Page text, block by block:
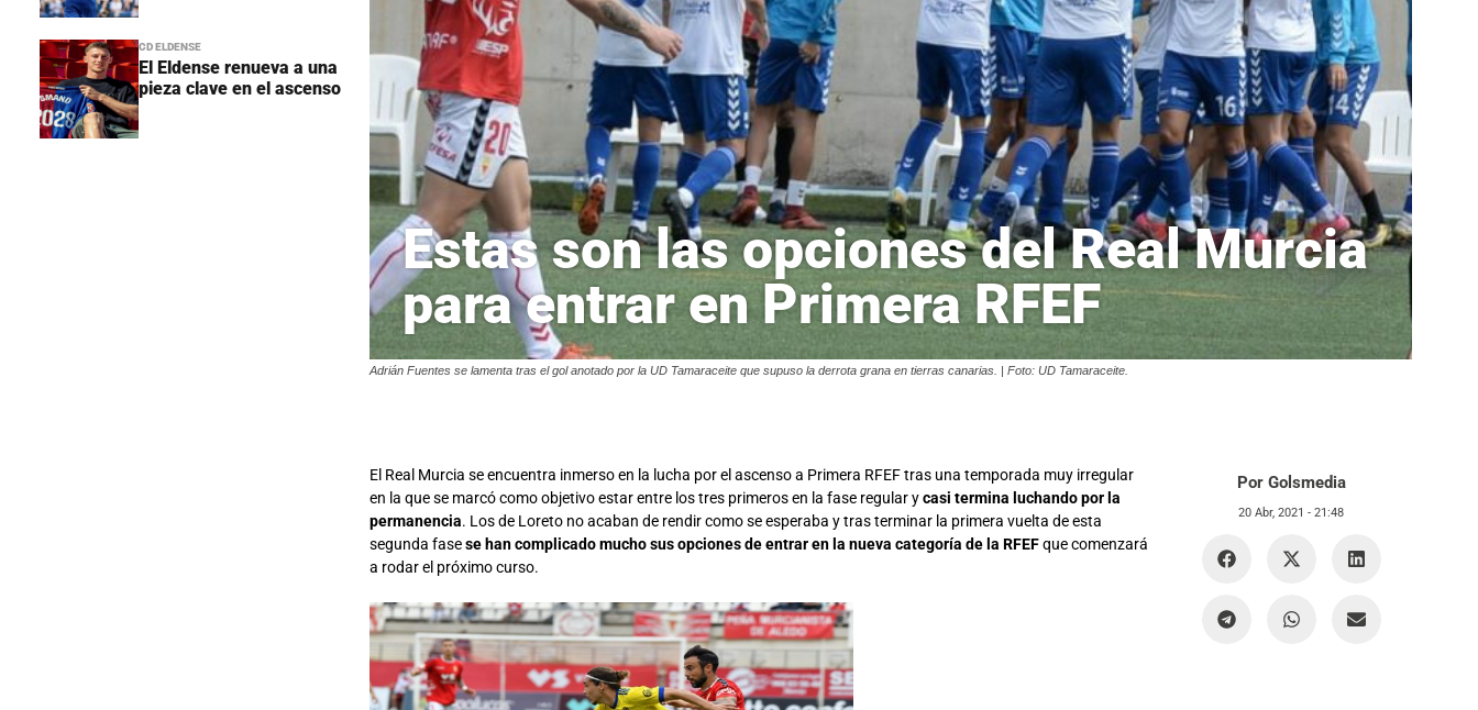
CD ELDENSE
El Eldense renueva a una
pieza clave en el ascenso
Estas son las opciones del Real Murcia
para entrar en Primera RFEF
Adrián Fuentes se lamenta tras el gol anotado por la UD Tamaraceite que supuso la derrota grana en tierras canarias. | Foto: UD Tamaraceite.
El Real Murcia se encuentra inmerso en la lucha por el ascenso a Primera RFEF tras una temporada muy irregular
en la que se marcó como objetivo estar entre los tres primeros en la fase regular ycasi termina luchando por la
permanencia. Los de Loreto no acaban de rendir como se esperaba y tras terminar la primera vuelta de esta
segunda fasese han complicado mucho sus opciones de entrar en la nueva categoría de la RFEFque comenzará
a rodar el próximo curso.
Por Golsmedia
20 Abr, 2021 - 21:48